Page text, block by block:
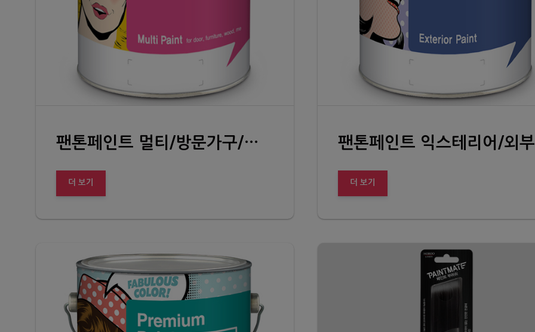
팬톤페인트 멀티/방문가구/다용도 (PREMIUM PAINT INSPIRED BY PANTONE MULTI)
더 보기 더 보기